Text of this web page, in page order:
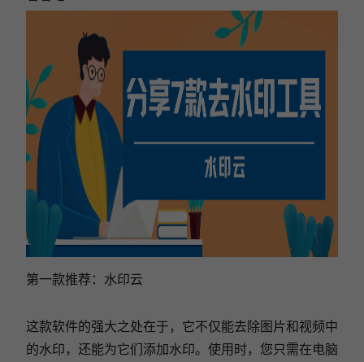
第一款推荐：水印云
这款软件的强大之处在于，它不仅能去除图片和视频中
的水印，还能为它们添加水印。使用时，您只需在电脑